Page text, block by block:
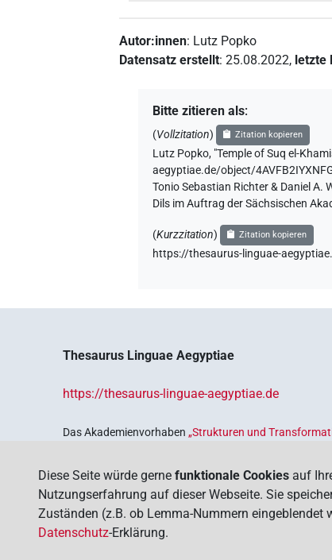
Autor:innen: Lutz Popko
Datensatz erstellt:25.08.2022, letzte
Bitte zitieren als:
(Vollzitation) Zitation kopieren
Lutz Popko, "Temple of Suq el-
aegyptiae.de/object/
Tonio Sebastian Richter & Daniel
Dils im Auftrag der Sächsischen
(Kurzzitation) Zitation kopieren
https://thesaurus-linguae-
Thesaurus Linguae Aegyptiae
https://thesaurus-linguae-aegyptiae.de
Das Akademienvorhaben„Strukturen und
Deutschen Akademien der Wissenschaften.
Diese Seite würde gerne funktionale Cookies auf
Nutzungserfahrung auf dieser Webseite. Sie
Zuständen (z.B. ob Lemma-Nummern
Datenschutz-Erklärung.